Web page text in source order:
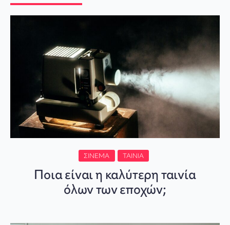
ΣΙΝΕΜΆ ΤΑΙΝΊΑ
Ποια είναι η καλύτερη ταινία
όλων των εποχών;